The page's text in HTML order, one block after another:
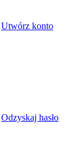
Utwórz konto
Odzyskaj hasło